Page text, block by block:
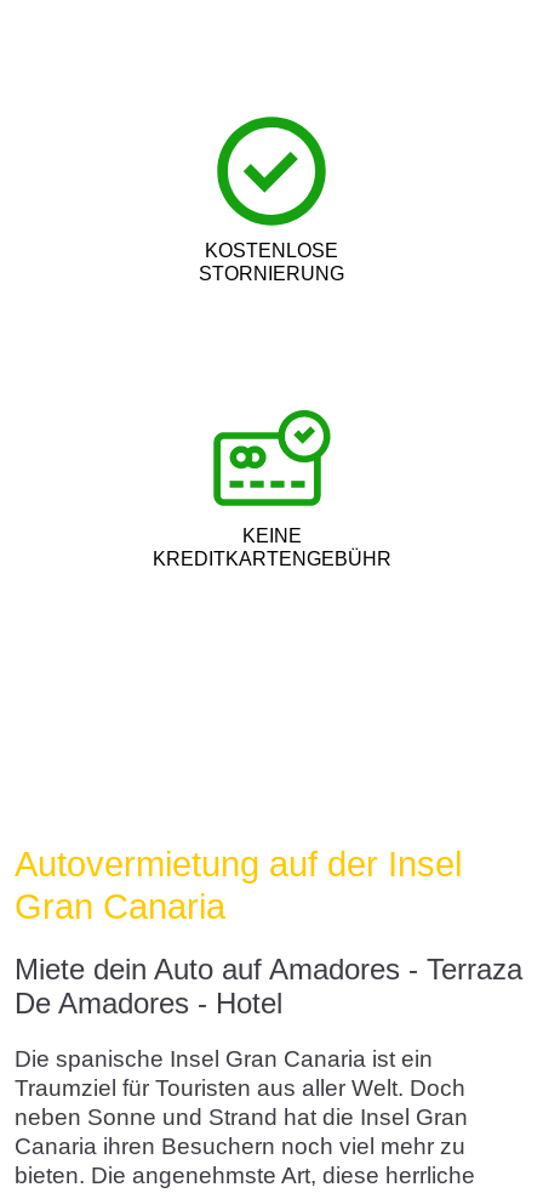
KOSTENLOSE
STORNIERUNG
KEINE
KREDITKARTENGEBÜHR
Autovermietung auf der Insel
Gran Canaria
Miete dein Auto auf Amadores - Terraza
De Amadores - Hotel
Die spanische Insel Gran Canaria ist ein
Traumziel für Touristen aus aller Welt. Doch
neben Sonne und Strand hat die Insel Gran
Canaria ihren Besuchern noch viel mehr zu
bieten. Die angenehmste Art, diese herrliche